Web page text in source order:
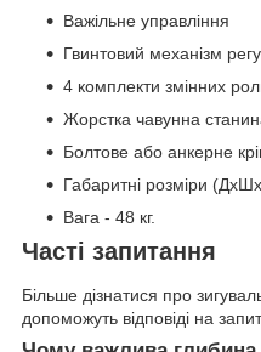
Важільне управління
Гвинтовий механізм
4 комплекти змінних
Жорстка чавунна
Болтове або анкерне
Габаритні розміри
Вага - 48 кг.
Часті запитання
Більше дізнатися про
допоможуть відповіді на